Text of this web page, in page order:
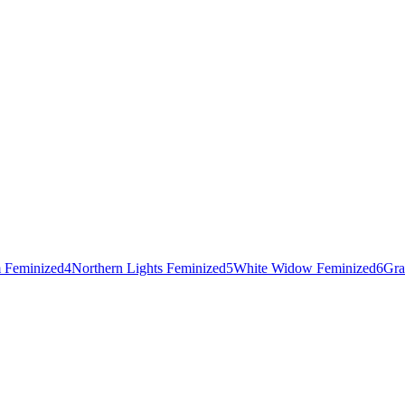
Feminized4Northern Lights Feminized5White Widow Feminized6